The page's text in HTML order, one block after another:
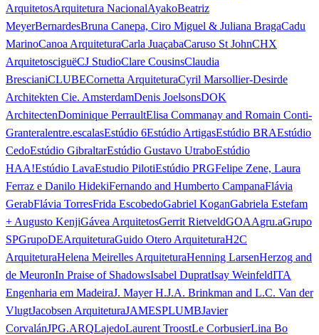
ArquitetosArquitetura NacionalAyakoBeatriz
MeyerBernardesBruna Canepa, Ciro Miguel & Juliana BragaCadu
MarinoCanoa ArquiteturaCarla JuaçabaCaruso St JohnCHX
ArquitetosciguëCJ StudioClare CousinsClaudia
BrescianiCLUBECornetta ArquiteturaCyril Marsollier-Desirde
Architekten Cie. AmsterdamDenis JoelsonsDOK
ArchitectenDominique PerraultElisa Commanay and Romain Conti-
Granteralentre.escalasEstúdio 6Estúdio ArtigasEstúdio BRAEstúdio
CedoEstúdio GibraltarEstúdio Gustavo UtraboEstúdio
HAA!Estúdio LavaEstudio PilotiEstúdio PRGFelipe Zene, Laura
Ferraz e Danilo HidekiFernando and Humberto CampanaFlávia
GerabFlávia TorresFrida EscobedoGabriel KoganGabriela Estefam
+ Augusto KenjiGávea ArquitetosGerrit RietveldGOAAgru.aGrupo
SPGrupoDEArquiteturaGuido Otero ArquiteturaH2C
ArquiteturaHelena Meirelles ArquiteturaHenning LarsenHerzog and
de MeuronIn Praise of ShadowsIsabel DupratIsay WeinfeldITA
Engenharia em MadeiraJ. Mayer H.J.A. Brinkman and L.C. Van der
VlugtJacobsen ArquiteturaJAMESPLUMBJavier
CorvalánJPG.ARQLajedoLaurent TroostLe CorbusierLina Bo